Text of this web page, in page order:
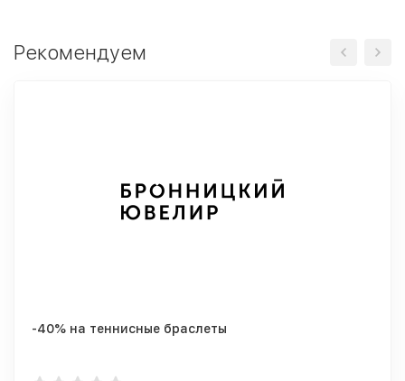
Рекомендуем
-40% на теннисные браслеты